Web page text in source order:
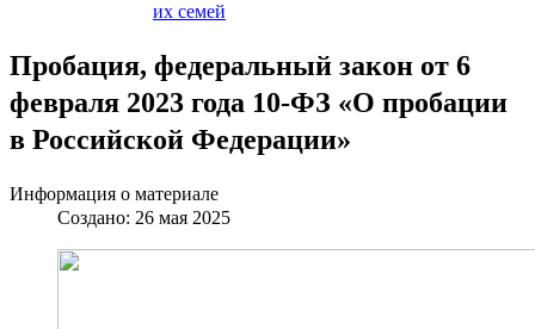
их семей
Пробация, федеральный закон от 6
февраля 2023 года 10-ФЗ «О пробации
в Российской Федерации»
Информация о материале
Создано: 26 мая 2025